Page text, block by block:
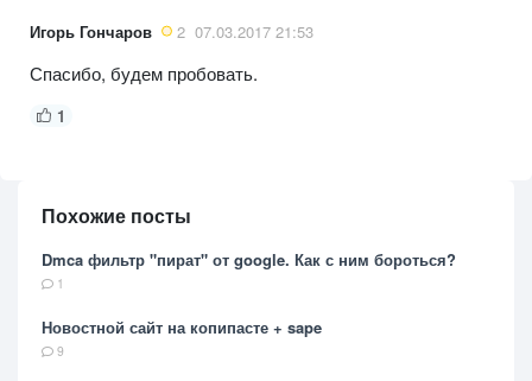
Игорь Гончаров 2 07.03.2017 21:53
Спасибо, будем пробовать.
1
Похожие посты
Dmca фильтр "пират" от google. Как с ним бороться?
1
Новостной сайт на копипасте + sape
9